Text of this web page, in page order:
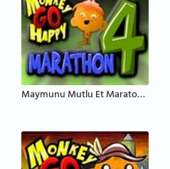
Maymunu Mutlu Et Maraton 4